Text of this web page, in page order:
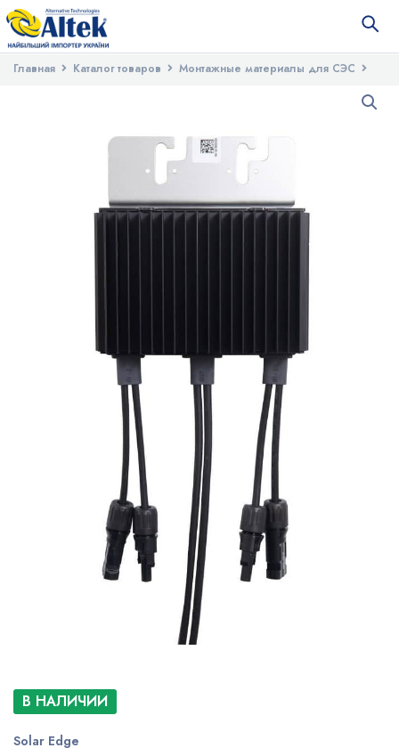
Главная Каталог товаров
Монтажные материалы для СЭС
Оптимизатор кабеля 2,2 м Solar
В НАЛИЧИИ
Solar Edge